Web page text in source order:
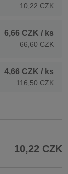
10,22 CZK
6,66 CZK / ks
66,60 CZK
4,66 CZK / ks
116,50 CZK
10,22 CZK